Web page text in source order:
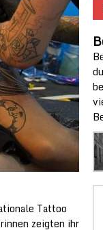
Tattoo
zeigten ihr